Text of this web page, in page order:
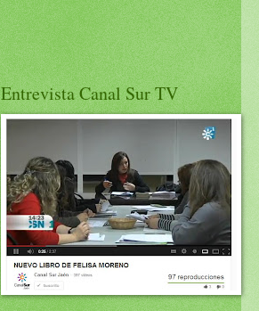
Entrevista Canal Sur TV